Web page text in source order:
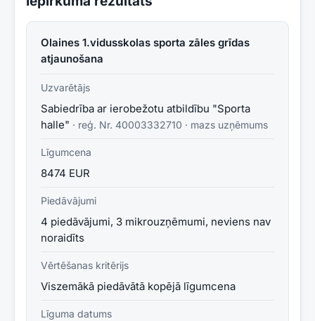
Olaines 1.vidusskolas sporta zāles grīdas
atjaunošana
Uzvarētājs
Sabiedrība ar ierobežotu atbildību "Sporta
halle" · reģ. Nr. 40003332710 · mazs uzņēmums
Līgumcena
8474 EUR
Piedāvājumi
4 piedāvājumi, 3 mikrouzņēmumi, neviens nav
noraidīts
Vērtēšanas kritērijs
Viszemākā piedāvātā kopējā līgumcena
Līguma datums